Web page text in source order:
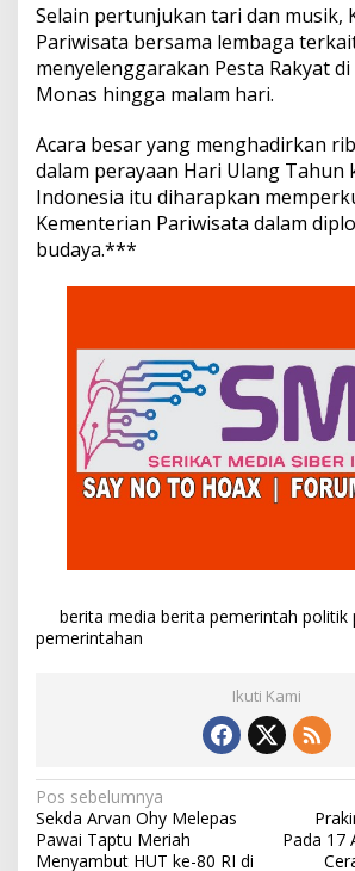
Selain pertunjukan tari dan musik,
Pariwisata bersama lembaga
menyelenggarakan Pesta Rakyat
Monas hingga malam hari.
Acara besar yang menghadirkan
dalam perayaan Hari Ulang Tahun
Indonesia itu diharapkan
Kementerian Pariwisata dalam
budaya.***
berita media berita pemerintah politik
pemerintahan
Ikuti Kami
N
a
Pos sebelumnya
Sekda Arvan Ohy Melepas
Pawai Taptu Meriah
Menyambut HUT ke-80 RI di
Pada 17